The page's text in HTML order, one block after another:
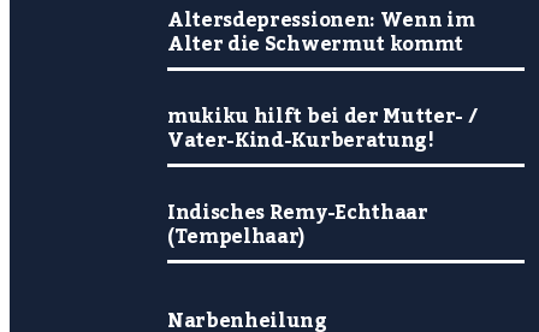
Altersdepressionen: Wenn im
Alter die Schwermut kommt
mukiku hilft bei der Mutter- /
Vater-Kind-Kurberatung!
Indisches Remy-Echthaar
(Tempelhaar)
Narbenheilung